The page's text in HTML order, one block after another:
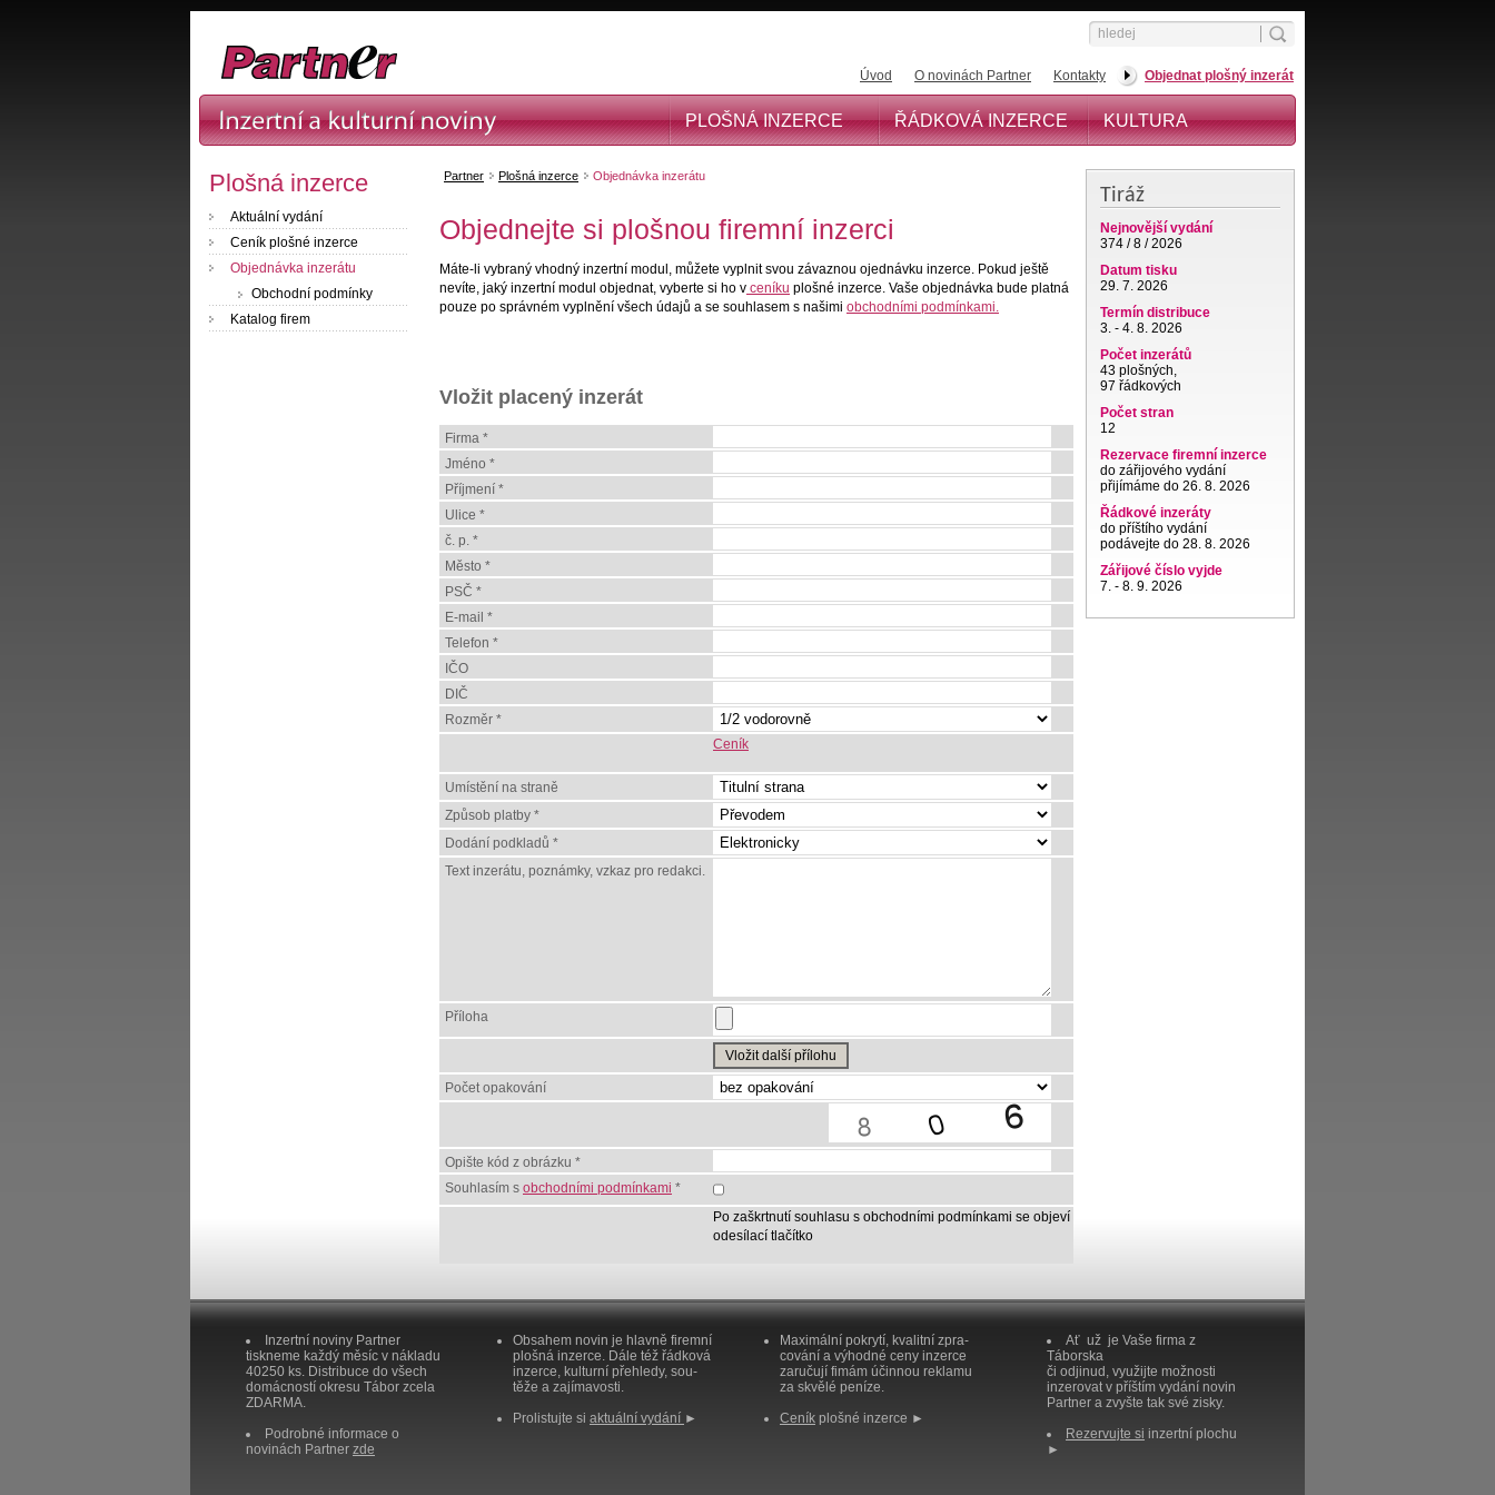
Úvod O novinách Partner Kontakty Objednat plošný inzerát
PLOŠNÁ INZERCE ŘÁDKOVÁ INZERCE KULTURA
Plošná inzerce
Aktuální vydání
Ceník plošné inzerce
Objednávka inzerátu
Obchodní podmínky
Katalog firem
Partner Plošná inzerce Objednávka inzerátu
Objednejte si plošnou firemní inzerci
Máte-li vybraný vhodný inzertní modul, můžete vyplnit svou závaznou ojednávku inzerce. Pokud ještě
nevíte, jaký inzertní modul objednat, vyberte si ho v ceníku plošné inzerce. Vaše objednávka bude platná
pouze po správném vyplnění všech údajů a se souhlasem s našimi obchodními podmínkami.
Vložit placený inzerát
Firma *
Jméno *
Příjmení *
Ulice *
č. p. *
Město *
PSČ *
E-mail *
Telefon *
IČO
DIČ
Rozměr *
Ceník
Umístění na straně
Způsob platby *
Dodání podkladů *
Text inzerátu, poznámky, vzkaz pro redakci.
Příloha
Vložit další přílohu
Počet opakování
Opište kód z obrázku *
Souhlasím s obchodními podmínkami *
Po zaškrtnutí souhlasu s obchodními podmínkami se objeví
odesílací tlačítko
Tiráž
Nejnovější vydání
374 / 8 / 2026
Datum tisku
29. 7. 2026
Termín distribuce
3. - 4. 8. 2026
Počet inzerátů
43 plošných,
97 řádkových
Počet stran
12
Rezervace firemní inzerce
do zářijového vydání
přijímáme do 26. 8. 2026
Řádkové inzeráty
do příštího vydání
podávejte do 28. 8. 2026
Zářijové číslo vyjde
7. - 8. 9. 2026
Inzertní noviny Partner
tiskneme každý měsíc v nákladu
40250 ks. Distribuce do všech
domácností okresu Tábor zcela
ZDARMA.
Podrobné informace o
novinách Partner zde
Obsahem novin je hlavně firemní
plošná inzerce. Dále též řádková
inzerce, kulturní přehledy, sou-
těže a zajímavosti.
Prolistujte si aktuální vydání ►
Maximální pokrytí, kvalitní zpra-
cování a výhodné ceny inzerce
zaručují fimám účinnou reklamu
za skvělé peníze.
Ceník plošné inzerce ►
Ať už je Vaše firma z
Táborska
či odjinud, využijte možnosti
inzerovat v příštím vydání novin
Partner a zvyšte tak své zisky.
Rezervujte si inzertní plochu
►